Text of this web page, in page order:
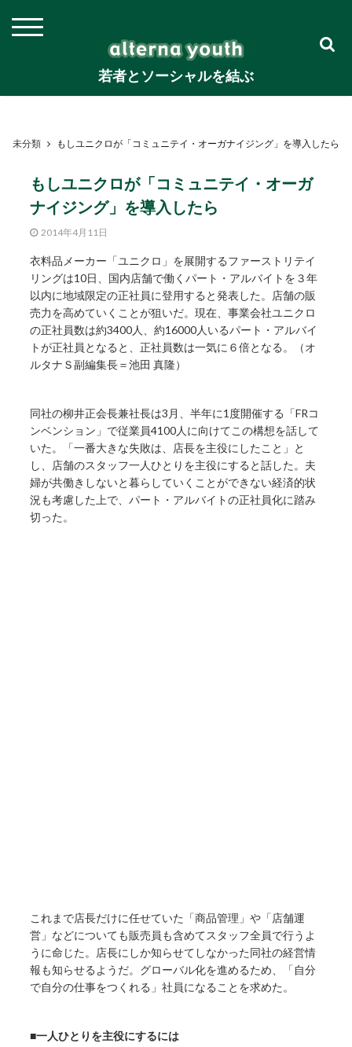
若者とソーシャルを結ぶ
未分類 もしユニクロが「コミュニテイ・オーガナイジング」を導入したら
もしユニクロが「コミュニテイ・オーガ
ナイジング」を導入したら
2014年4月11日
衣料品メーカー「ユニクロ」を展開するファーストリテイ
リングは10日、国内店舗で働くパート・アルバイトを３年
以内に地域限定の正社員に登用すると発表した。店舗の販
売力を高めていくことが狙いだ。現在、事業会社ユニクロ
の正社員数は約3400人、約16000人いるパート・アルバイ
トが正社員となると、正社員数は一気に６倍となる。（オ
ルタナＳ副編集長＝池田 真隆）
同社の柳井正会長兼社長は3月、半年に1度開催する「FRコ
ンベンション」で従業員4100人に向けてこの構想を話して
いた。「一番大きな失敗は、店長を主役にしたこと」と
し、店舗のスタッフ一人ひとりを主役にすると話した。夫
婦が共働きしないと暮らしていくことができない経済的状
況も考慮した上で、パート・アルバイトの正社員化に踏み
切った。
これまで店長だけに任せていた「商品管理」や「店舗運
営」などについても販売員も含めてスタッフ全員で行うよ
うに命じた。店長にしか知らせてしなかった同社の経営情
報も知らせるようだ。グローバル化を進めるため、「自分
で自分の仕事をつくれる」社員になることを求めた。
■一人ひとりを主役にするには